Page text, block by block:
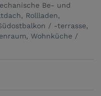
Be- und
Rollladen
/ -terrasse
Wohnküche /